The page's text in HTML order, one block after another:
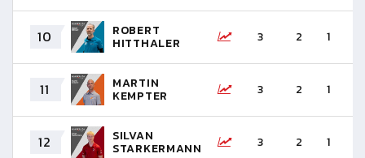
10 ROBERT
HITTHALER 3 2 1
11 MARTIN
KEMPTER 3 2 1
12 SILVAN
STARKERMANN 3 2 1